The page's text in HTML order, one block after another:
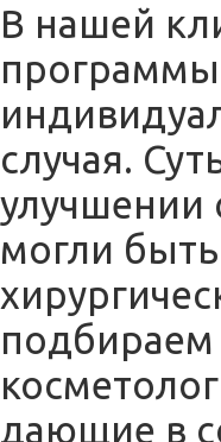
В нашей
программы
случая.
улучшении
могли
дающие в